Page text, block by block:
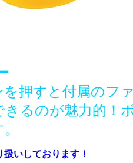
押すと付属のフ
るのが魅力的！
いしております！